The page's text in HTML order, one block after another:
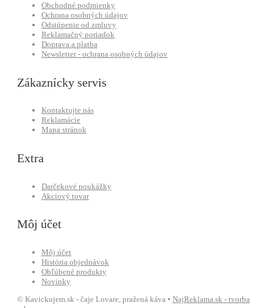
Obchodné podmienky
Ochrana osobných údajov
Odstúpenie od zmluvy
Reklamačný poriadok
Doprava a platba
Newsletter - ochrana osobných údajov
Zákaznícky servis
Kontaktujte nás
Reklamácie
Mapa stránok
Extra
Darčekové poukážky
Akciový tovar
Môj účet
Môj účet
História objednávok
Obľúbené produkty
Novinky
© Kavickujem.sk - čaje Lovare, pražená káva • NajReklama.sk - tvorba